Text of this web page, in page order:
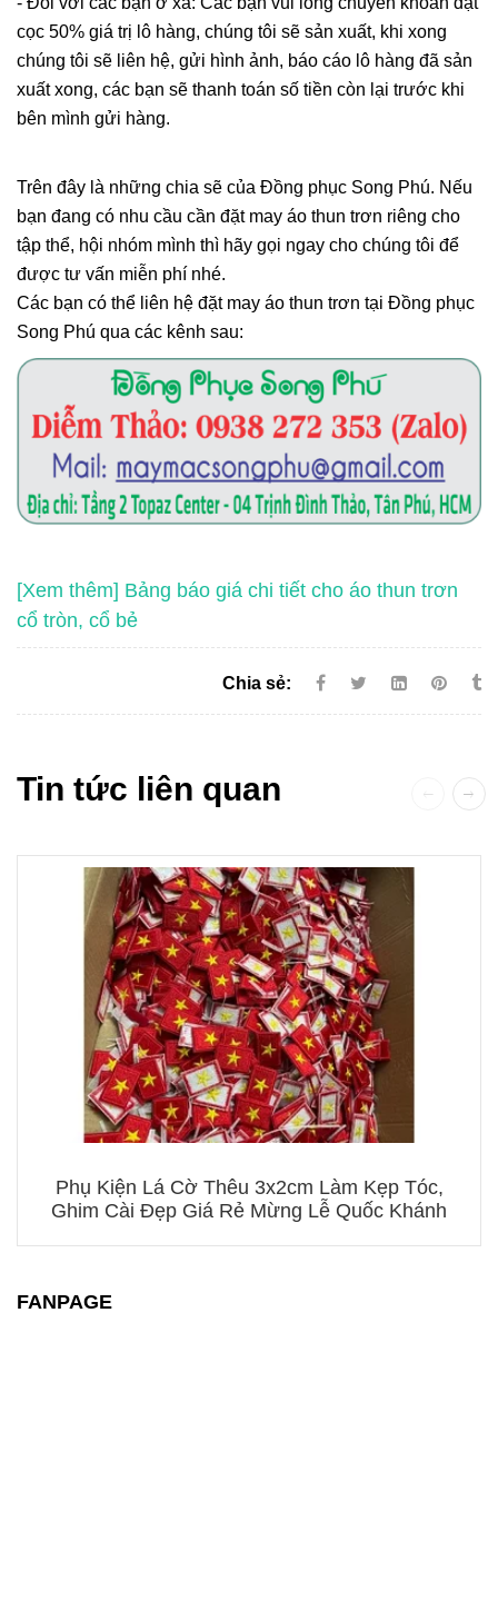
cọc 50% giá trị lô hàng, chúng tôi sẽ sản xuất, khi xong
chúng tôi sẽ liên hệ, gửi hình ảnh, báo cáo lô hàng đã sản
xuất xong, các bạn sẽ thanh toán số tiền còn lại trước khi
bên mình gửi hàng.
Trên đây là những chia sẽ của Đồng phục Song Phú. Nếu
bạn đang có nhu cầu cần đặt may áo thun trơn riêng cho
tập thể, hội nhóm mình thì hãy gọi ngay cho chúng tôi để
được tư vấn miễn phí nhé.
Các bạn có thể liên hệ đặt may áo thun trơn tại Đồng phục
Song Phú qua các kênh sau:
[Xem thêm] Bảng báo giá chi tiết cho áo thun trơn
cổ tròn, cổ bẻ
Chia sẻ:
Tin tức liên quan
Phụ Kiện Lá Cờ Thêu 3x2cm Làm Kẹp Tóc,
Ghim Cài Đẹp Giá Rẻ Mừng Lễ Quốc Khánh
FANPAGE